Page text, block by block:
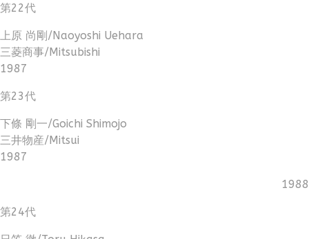
第22代
上原 尚剛/Naoyoshi Uehara
三菱商事/Mitsubishi
1987
第23代
下條 剛一/Goichi Shimojo
三井物産/Mitsui
1987
1988
第24代